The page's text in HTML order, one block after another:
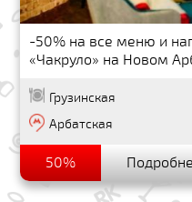
-50% на все меню и
«Чакруло» на Новом
Грузинская
Арбатская
50%